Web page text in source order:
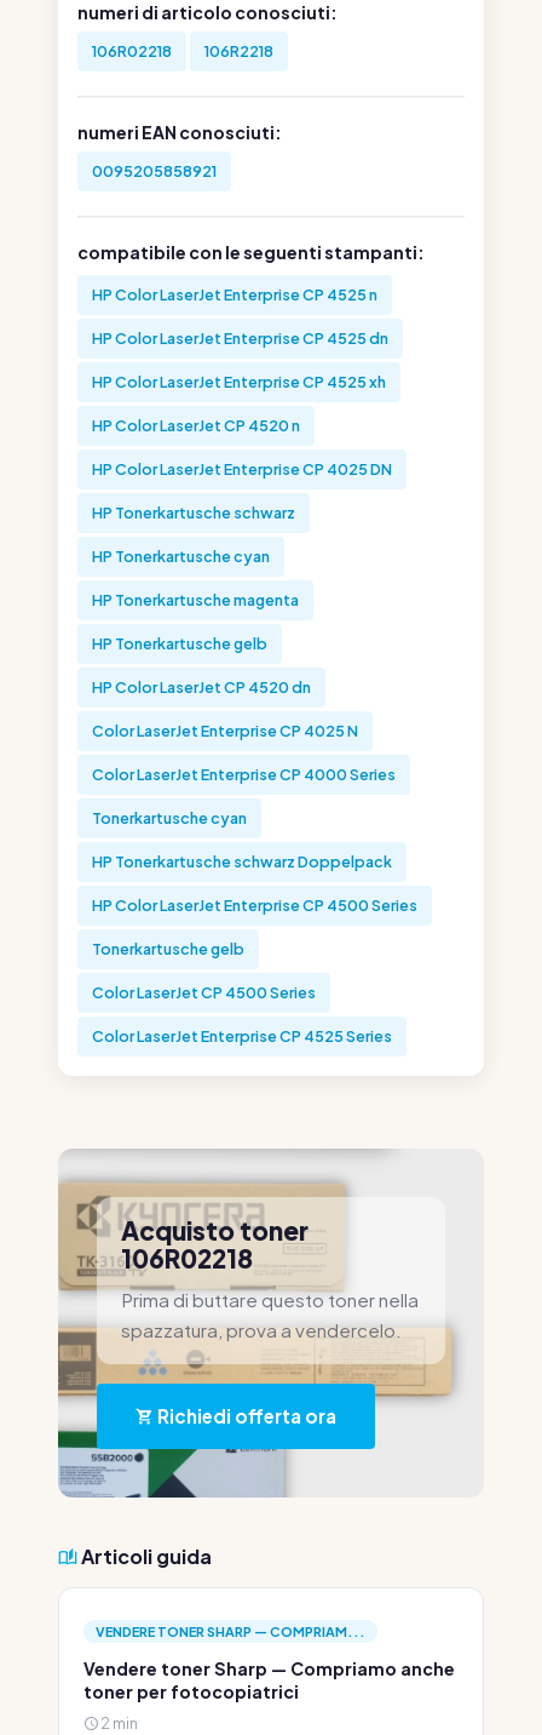
numeri di articolo conosciuti:
106R02218 106R2218
numeri EAN conosciuti:
0095205858921
compatibile con le seguenti stampanti:
HP Color LaserJet Enterprise CP 4525 n
HP Color LaserJet Enterprise CP 4525 dn
HP Color LaserJet Enterprise CP 4525 xh
HP Color LaserJet CP 4520 n
HP Color LaserJet Enterprise CP 4025 DN
HP Tonerkartusche schwarz
HP Tonerkartusche cyan
HP Tonerkartusche magenta
HP Tonerkartusche gelb
HP Color LaserJet CP 4520 dn
Color LaserJet Enterprise CP 4025 N
Color LaserJet Enterprise CP 4000 Series
Tonerkartusche cyan
HP Tonerkartusche schwarz Doppelpack
HP Color LaserJet Enterprise CP 4500 Series
Tonerkartusche gelb
Color LaserJet CP 4500 Series
Color LaserJet Enterprise CP 4525 Series
Acquisto toner
106R02218
Prima di buttare questo toner nella
spazzatura, prova a vendercelo.
Richiedi offerta ora
Articoli guida
VENDERE TONER SHARP — COMPRIAM...
Vendere toner Sharp — Compriamo anche
toner per fotocopiatrici
2 min